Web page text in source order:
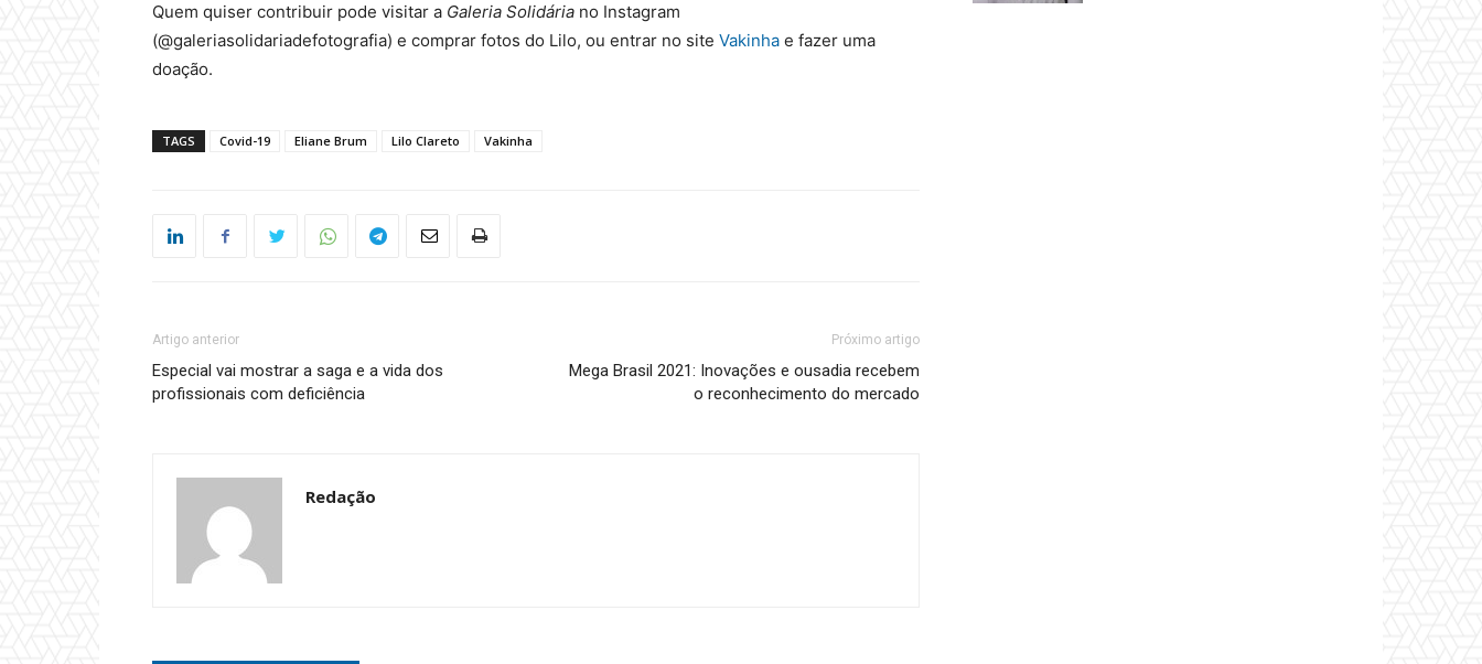
Quem quiser contribuir pode visitar a Galeria Solidária no Instagram
(@galeriasolidariadefotografia) e comprar fotos do Lilo, ou entrar no site Vakinha e fazer uma
doação.
TAGS Covid-19 Eliane Brum Lilo Clareto Vakinha
Artigo anterior
Especial vai mostrar a saga e a vida dos
profissionais com deficiência
Próximo artigo
Mega Brasil 2021: Inovações e ousadia recebem
o reconhecimento do mercado
Redação